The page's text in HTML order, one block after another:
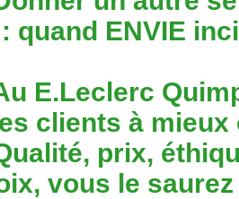
quand ENVIE
E.Leclerc
clients à
prix,
vous le